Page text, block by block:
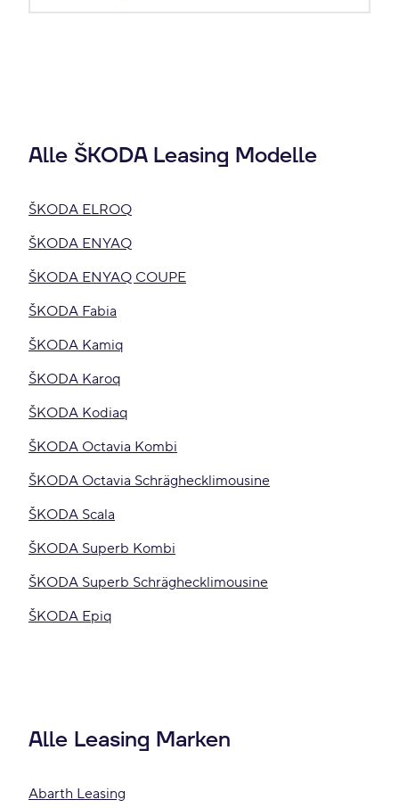
Alle ŠKODA Leasing Modelle
ŠKODA ELROQ
ŠKODA ENYAQ
ŠKODA ENYAQ COUPE
ŠKODA Fabia
ŠKODA Kamiq
ŠKODA Karoq
ŠKODA Kodiaq
ŠKODA Octavia Kombi
ŠKODA Octavia Schräghecklimousine
ŠKODA Scala
ŠKODA Superb Kombi
ŠKODA Superb Schräghecklimousine
ŠKODA Epiq
Alle Leasing Marken
Abarth Leasing